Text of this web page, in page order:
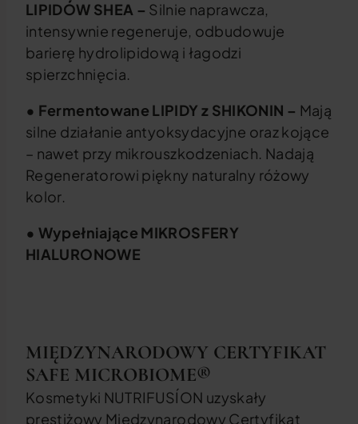
LIPIDÓW SHEA – Silnie naprawcza,
intensywnie regeneruje, odbudowuje
barierę hydrolipidową i łagodzi
spierzchnięcia.
• Fermentowane LIPIDY z SHIKONIN – Mają
silne działanie antyoksydacyjne oraz kojące
– nawet przy mikrouszkodzeniach. Nadają
Regeneratorowi piękny naturalny różowy
kolor.
• Wypełniające MIKROSFERY
HIALURONOWE
MIĘDZYNARODOWY CERTYFIKAT
SAFE MICROBIOME®
Kosmetyki NUTRIFUSÍON uzyskały
prestiżowy Międzynarodowy Certyfikat